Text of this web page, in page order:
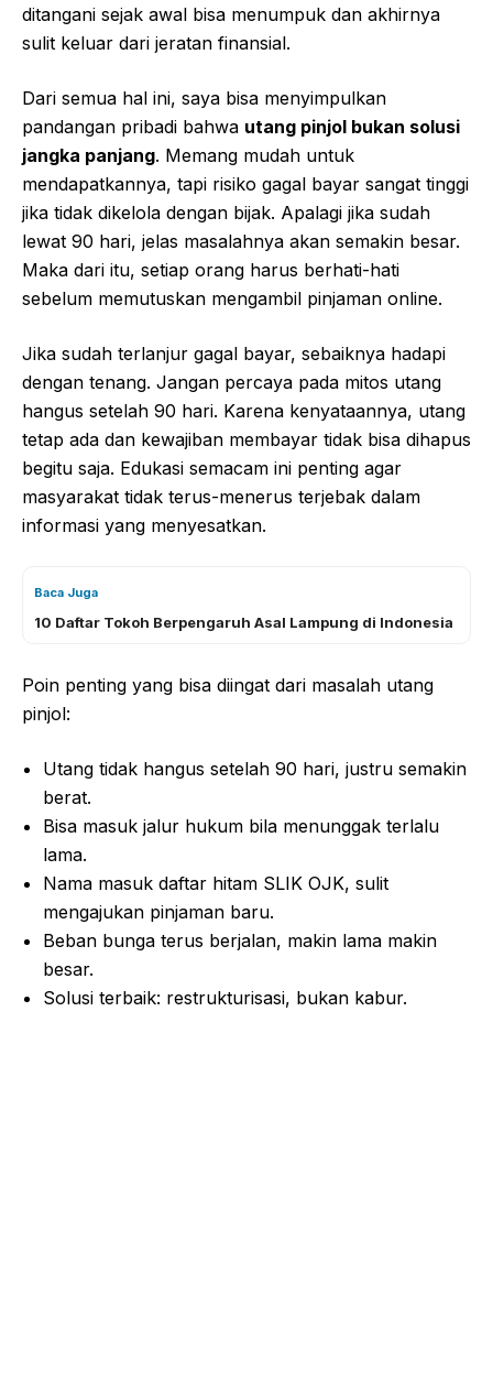
ditangani sejak awal bisa menumpuk dan akhirnya
sulit keluar dari jeratan finansial.
Dari semua hal ini, saya bisa menyimpulkan
pandangan pribadi bahwa utang pinjol bukan solusi
jangka panjang. Memang mudah untuk
mendapatkannya, tapi risiko gagal bayar sangat tinggi
jika tidak dikelola dengan bijak. Apalagi jika sudah
lewat 90 hari, jelas masalahnya akan semakin besar.
Maka dari itu, setiap orang harus berhati-hati
sebelum memutuskan mengambil pinjaman online.
Jika sudah terlanjur gagal bayar, sebaiknya hadapi
dengan tenang. Jangan percaya pada mitos utang
hangus setelah 90 hari. Karena kenyataannya, utang
tetap ada dan kewajiban membayar tidak bisa dihapus
begitu saja. Edukasi semacam ini penting agar
masyarakat tidak terus-menerus terjebak dalam
informasi yang menyesatkan.
Baca Juga
10 Daftar Tokoh Berpengaruh Asal Lampung di Indonesia
Poin penting yang bisa diingat dari masalah utang
pinjol:
Utang tidak hangus setelah 90 hari, justru semakin
berat.
Bisa masuk jalur hukum bila menunggak terlalu
lama.
Nama masuk daftar hitam SLIK OJK, sulit
mengajukan pinjaman baru.
Beban bunga terus berjalan, makin lama makin
besar.
Solusi terbaik: restrukturisasi, bukan kabur.